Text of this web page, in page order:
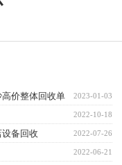
2023-01-03
价整体回收单
2022-10-18
2022-07-26
备回收
2022-06-21